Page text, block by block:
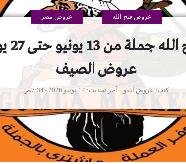
عروض الصيف
كتب عروض انفو
عروض فتح الله عروض مصر
آخر تحديث 14 يونيو 2026 - 7:34ص